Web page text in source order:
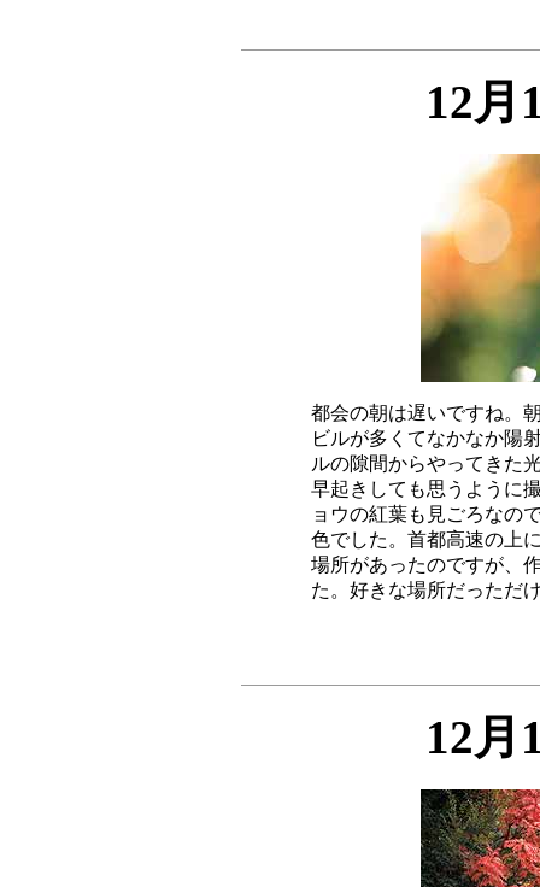
12月
都会の朝は遅いですね。
ビルが多くてなかなか陽
ルの隙間からやってきた
早起きしても思うように
ョウの紅葉も見ごろなの
色でした。首都高速の上
場所があったのですが、
12月